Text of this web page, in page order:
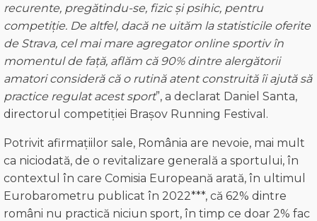
recurente, pregătindu-se, fizic și psihic, pentru
competiție. De altfel, dacă ne uităm la statisticile oferite
de Strava, cel mai mare agregatoronline sportiv în
momentul de față, aflăm că90% dintre alergătorii
amatoriconsideră că o rutină atent construită îi ajută să
practice regulat acest sport”, a declarat Daniel Santa,
directorul competiției Brașov Running Festival.
Potrivit afirmațiilor sale, România are nevoie, mai mult
ca niciodată, de o revitalizare generală a sportului, în
contextul în care Comisia Europeană arată, în ultimul
Eurobarometru publicat în 2022***, că 62% dintre
români nu practică niciun sport, în timp ce doar 2% fac